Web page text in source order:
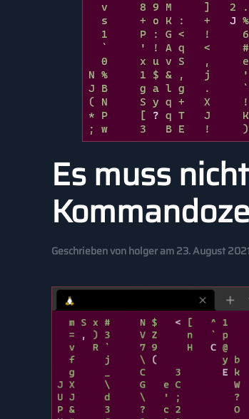
Es muss
Geschrieben vonholgeram23. August 2021